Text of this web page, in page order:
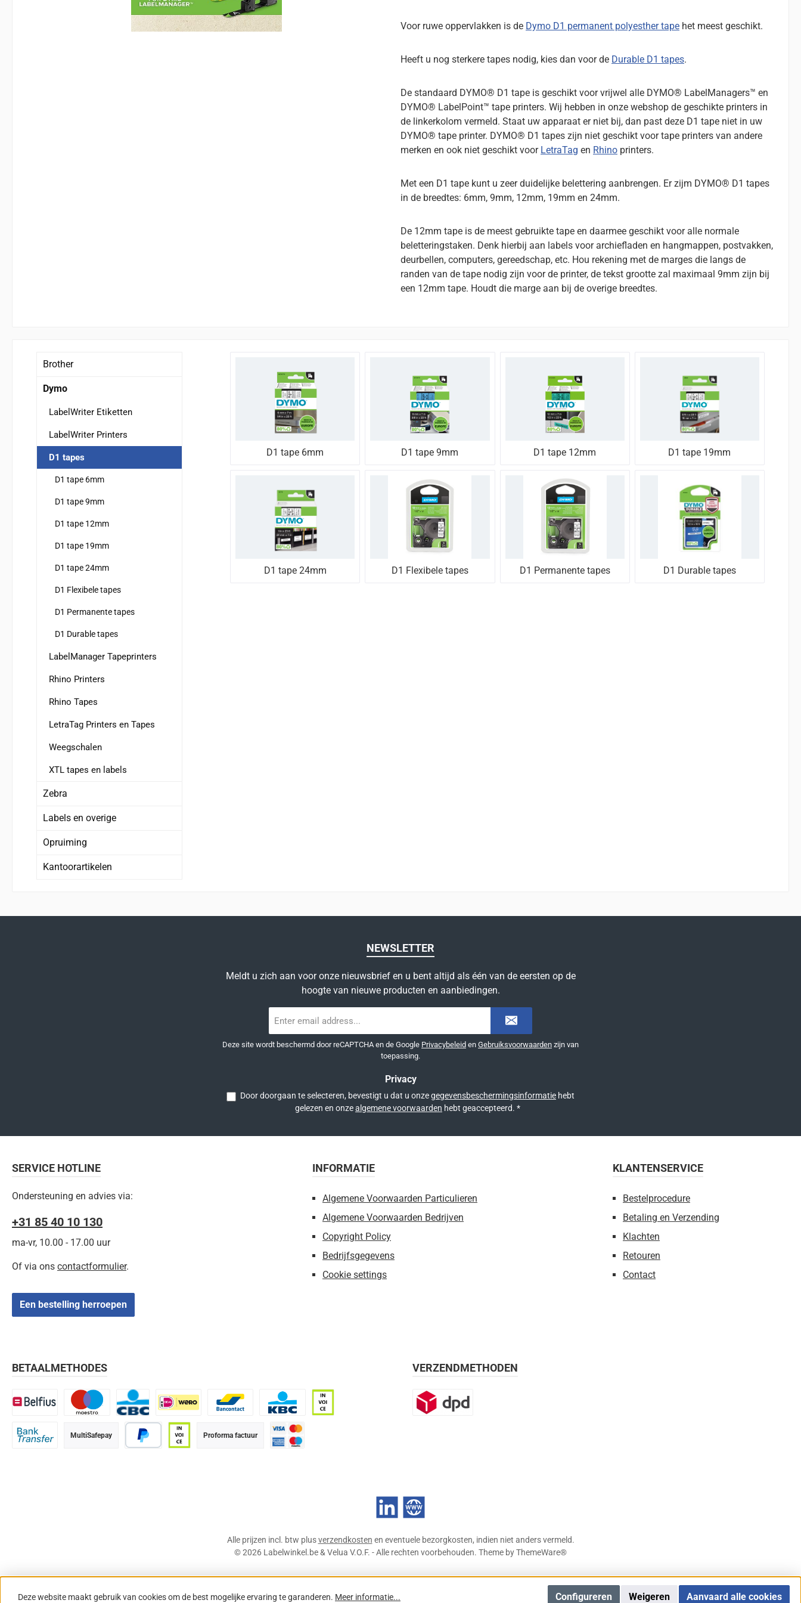
Voor ruwe oppervlakken is de Dymo D1 permanent polyesther tape het meest geschikt.
Heeft u nog sterkere tapes nodig, kies dan voor de Durable D1 tapes.
De standaard DYMO® D1 tape is geschikt voor vrijwel alle DYMO® LabelManagers™ en
DYMO® LabelPoint™ tape printers. Wij hebben in onze webshop de geschikte printers in
de linkerkolom vermeld. Staat uw apparaat er niet bij, dan past deze D1 tape niet in uw
DYMO® tape printer. DYMO® D1 tapes zijn niet geschikt voor tape printers van andere
merken en ook niet geschikt voor LetraTag en Rhino printers.
Met een D1 tape kunt u zeer duidelijke belettering aanbrengen. Er zijm DYMO® D1 tapes
in de breedtes: 6mm, 9mm, 12mm, 19mm en 24mm.
De 12mm tape is de meest gebruikte tape en daarmee geschikt voor alle normale
beletteringstaken. Denk hierbij aan labels voor archiefladen en hangmappen, postvakken,
deurbellen, computers, gereedschap, etc. Hou rekening met de marges die langs de
randen van de tape nodig zijn voor de printer, de tekst grootte zal maximaal 9mm zijn bij
een 12mm tape. Houdt die marge aan bij de overige breedtes.
Brother
Dymo
LabelWriter Etiketten
LabelWriter Printers
D1 tapes
D1 tape 6mm
D1 tape 9mm
D1 tape 12mm
D1 tape 19mm
D1 tape 24mm
D1 Flexibele tapes
D1 Permanente tapes
D1 Durable tapes
LabelManager Tapeprinters
Rhino Printers
Rhino Tapes
LetraTag Printers en Tapes
Weegschalen
XTL tapes en labels
Zebra
Labels en overige
Opruiming
Kantoorartikelen
D1 tape 6mm D1 tape 9mm D1 tape 12mm D1 tape 19mm
D1 tape 24mm D1 Flexibele tapes D1 Permanente tapes D1 Durable tapes
NEWSLETTER
Meldt u zich aan voor onze nieuwsbrief en u bent altijd als één van de eersten op de
hoogte van nieuwe producten en aanbiedingen.
mailadres
Deze site wordt beschermd door reCAPTCHA en de Google Privacybeleid en Gebruiksvoorwaarden zijn van
toepassing.
Privacy
Door doorgaan te selecteren, bevestigt u dat u onzegegevensbeschermingsinformatie hebt
gelezen en onzealgemene voorwaarden hebt geaccepteerd. *
SERVICE HOTLINE
Ondersteuning en advies via:
+31 85 40 10 130
ma-vr, 10.00 - 17.00 uur
Of via ons contactformulier.
Een bestelling herroepen
INFORMATIE
Algemene Voorwaarden Particulieren
Algemene Voorwaarden Bedrijven
Copyright Policy
Bedrijfsgegevens
Cookie settings
KLANTENSERVICE
Bestelprocedure
Betaling en Verzending
Klachten
Retouren
Contact
BETAALMETHODES
iDEAL | Wero
MultiSafepay Proforma factuur
CBC
VERZENDMETHODEN
LinkedIn Website
Alle prijzen incl. btw plusverzendkosten en eventuele bezorgkosten, indien niet anders vermeld.
© 2026 Labelwinkel.be & Velua V.O.F. - Alle rechten voorbehouden. Theme byThemeWare®
Deze website maakt gebruik van cookies om de best mogelijke ervaring te garanderen. Meer informatie... Weigeren
Configureren Aanvaard alle cookies